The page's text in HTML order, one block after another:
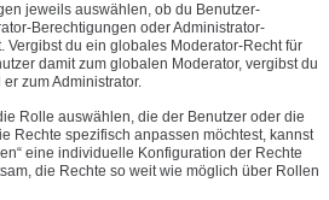
jeweils auswählen, ob du Benutzer-
Berechtigungen oder Administrator-
Vergibst du ein globales Moderator-Recht für
damit zum globalen Moderator, vergibst du
zum Administrator.
Rolle auswählen, die der Benutzer oder die
Rechte spezifisch anpassen möchtest, kannst
eine individuelle Konfiguration der Rechte
die Rechte so weit wie möglich über Rollen